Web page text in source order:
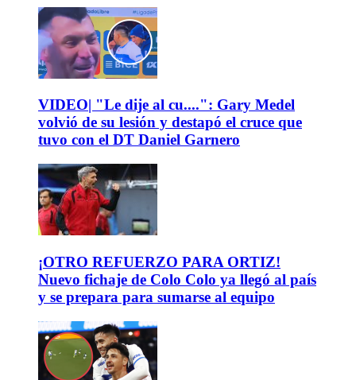
VIDEO| "Le dije al cu....": Gary Medel
volvió de su lesión y destapó el cruce que
tuvo con el DT Daniel Garnero
¡OTRO REFUERZO PARA ORTIZ!
Nuevo fichaje de Colo Colo ya llegó al país
y se prepara para sumarse al equipo